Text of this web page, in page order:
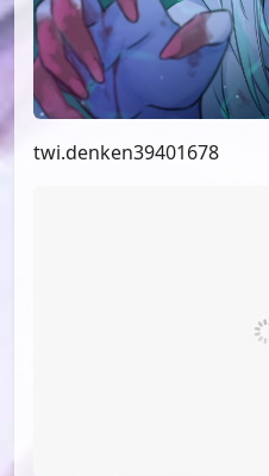
twi.denken39401678